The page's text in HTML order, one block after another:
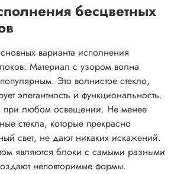
бесцветных
варианта исполнения
Материал с узором волна
Это волнистое стекло,
элегантность и функциональность.
при любом освещении. Не менее
стекла, которые прекрасно
свет, не дают никаких искажений.
являются блоки с самыми разными
неповторимые формы.